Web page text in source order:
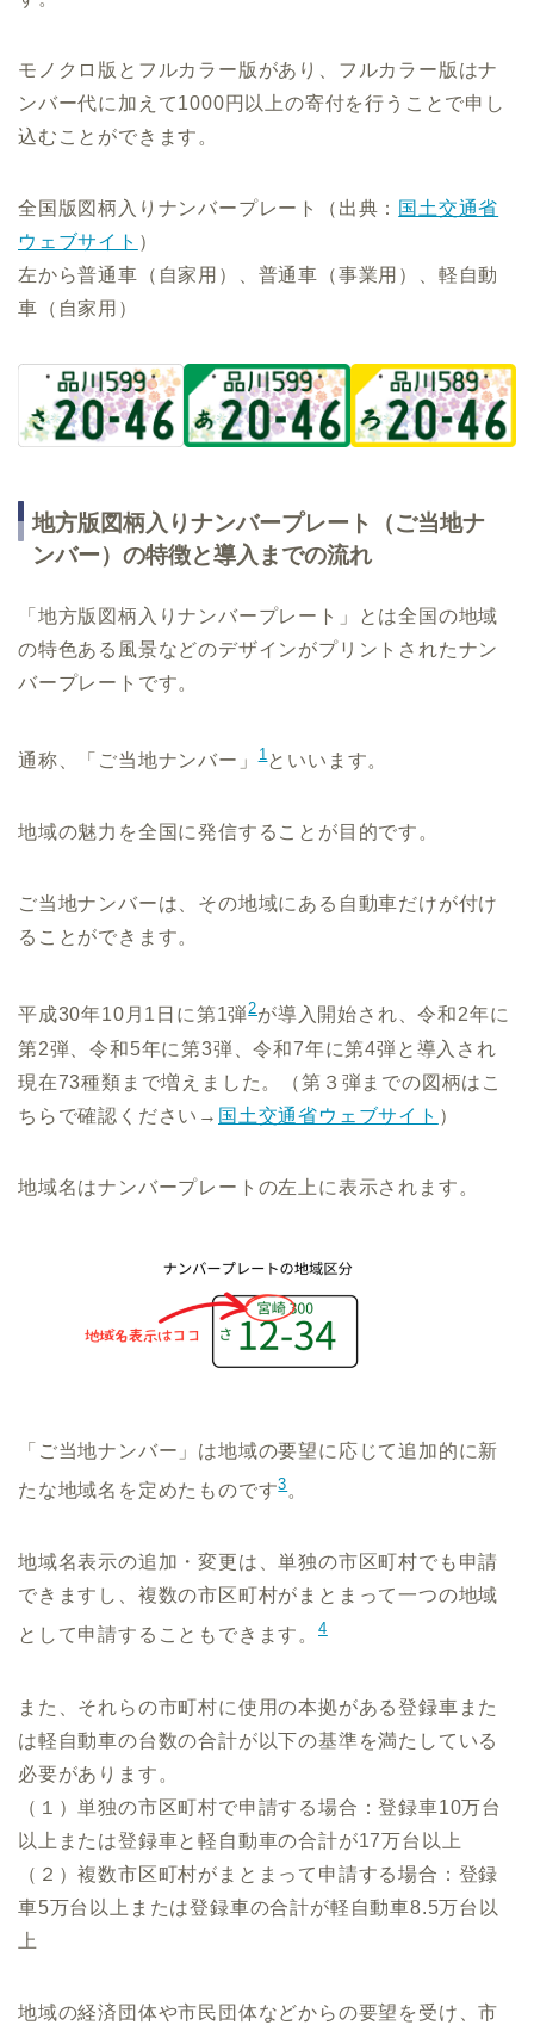
モノクロ版とフルカラー版があり、フルカラー版はナ
ンバー代に加えて1000円以上の寄付を行うことで申し
込むことができます。
全国版図柄入りナンバープレート（出典： 国土交通省
ウェブサイト ）
左から普通車（自家用）、普通車（事業用）、軽自動
車（自家用）
地方版図柄入りナンバープレート（ご当地ナ
ンバー）の特徴と導入までの流れ
「地方版図柄入りナンバープレート」とは全国の地域
の特色ある風景などのデザインがプリントされたナン
バープレートです。
通称、「ご当地ナンバー」1 といいます。
地域の魅力を全国に発信することが目的です。
ご当地ナンバーは、その地域にある自動車だけが付け
ることができます。
平成30年10月1日に第1弾2が導入開始され、令和2年に
第2弾、令和5年に第3弾、令和7年に第4弾と導入され
現在73種類まで増えました。（第３弾までの図柄はこ
ちらで確認ください→ 国土交通省ウェブサイト ）
地域名はナンバープレートの左上に表示されます。
「ご当地ナンバー」は地域の要望に応じて追加的に新
たな地域名を定めたものです3。
地域名表示の追加・変更は、単独の市区町村でも申請
できますし、複数の市区町村がまとまって一つの地域
として申請することもできます。 4
また、それらの市町村に使用の本拠がある登録車また
は軽自動車の台数の合計が以下の基準を満たしている
必要があります。
（１）単独の市区町村で申請する場合：登録車10万台
以上または登録車と軽自動車の合計が17万台以上
（２）複数市区町村がまとまって申請する場合：登録
車5万台以上または登録車の合計が軽自動車8.5万台以
上
地域の経済団体や市民団体などからの要望を受け、市